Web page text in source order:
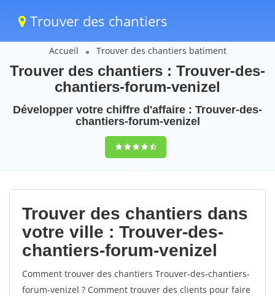
Trouver des chantiers
Accueil Trouver des chantiers batiment
Trouver des chantiers : Trouver-des-
chantiers-forum-venizel
Développer votre chiffre d'affaire : Trouver-des-
chantiers-forum-venizel
9,5(100%)74
votes
Trouver des chantiers dans
votre ville : Trouver-des-
chantiers-forum-venizel
Comment trouver des chantiers Trouver-des-chantiers-
forum-venizel ? Comment trouver des clients pour faire